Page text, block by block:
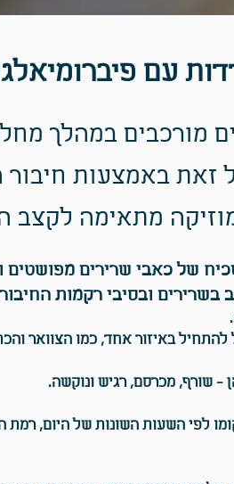
עם
מורכבים במהלך
זאת באמצעות
מתאימה לקצב
של כאבי שרירים מפושטים
ובסיבי רקמות החיבור
להתחיל באיזור אחד, כמו הצוואר
- שורף, מכרסם, רגיש ונוקשה.
לפי השעות השונות של היום, רמת